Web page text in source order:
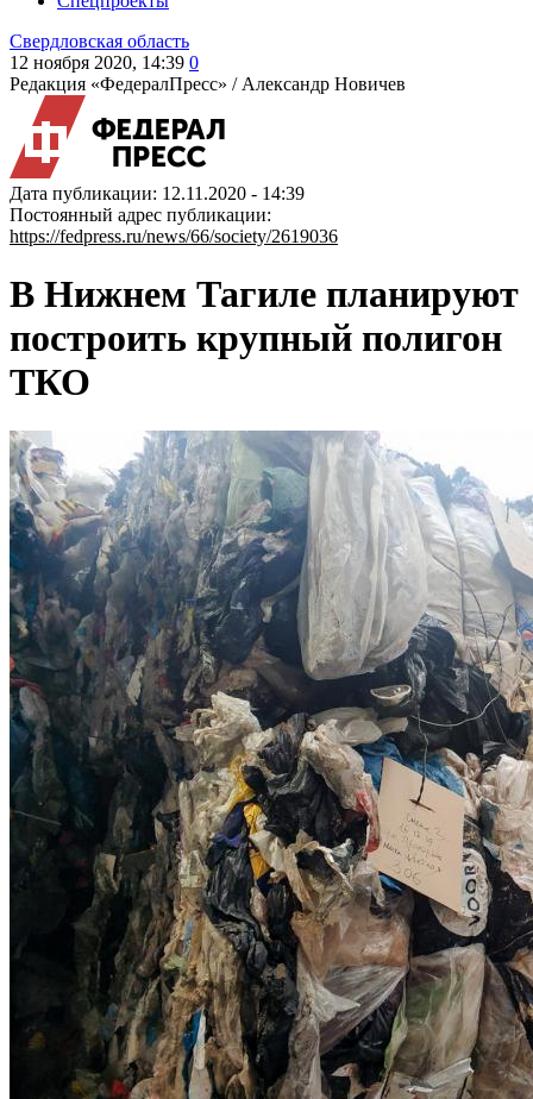
Свердловская область
12 ноября 2020, 14:39 0
Редакция «ФедералПресс» / Александр Новичев
Дата публикации: 12.11.2020 - 14:39
Постоянный адрес публикации:
https://fedpress.ru/news/66/society/2619036
В Нижнем Тагиле планируют
построить крупный полигон
ТКО